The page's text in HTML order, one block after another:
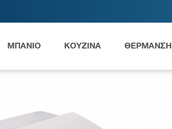
ΜΠΑΝΙΟ ΚΟΥΖΙΝΑ ΘΕΡΜΑΝΣΗ